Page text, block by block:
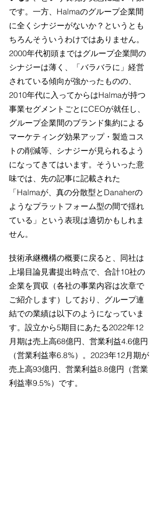
です。一方、Halmaのグループ企業間
に全くシナジーがないか？というとも
ちろんそういうわけではありません。
2000年代初頭まではグループ企業間の
シナジーは薄く、「バラバラに」経営
されている傾向が強かったものの、
2010年代に入ってからはHalmaが持つ
事業セグメントごとにCEOが就任し、
グループ企業間のブランド集約による
マーケティング効果アップ・製造コス
トの削減等、シナジーが見られるよう
になってきてはいます。そういった意
味では、先の記事に記載された
「Halmaが、真の分散型とDanaherの
ようなプラットフォーム型の間で揺れ
ている」という表現は適切かもしれま
せん。
技術承継機構の概要に戻ると、同社は
上場目論見書提出時点で、合計10社の
企業を買収（各社の事業内容は次章で
ご紹介します）しており、グループ連
結での業績は以下のようになっていま
す。設立から5期目にあたる2022年12
月期は売上高68億円、営業利益4.6億円
（営業利益率6.8%）。2023年12月期が
売上高93億円、営業利益8.8億円（営業
利益率9.5%）です。